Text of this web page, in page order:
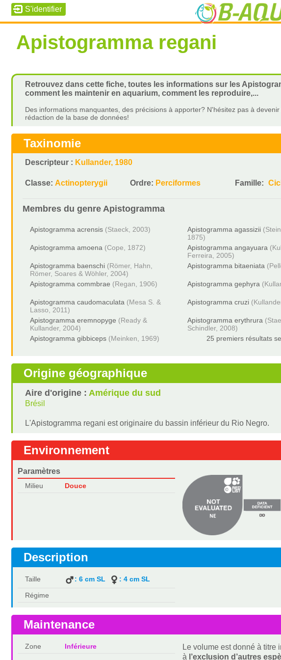
Apistogramma regani
Retrouvez dans cette fiche, toutes les informations sur les
comment les maintenir en aquarium, comment les reproduire,...
Des informations manquantes, des précisions à apporter? N'hésitez pas à
rédaction de la base de données!
Taxinomie
Descripteur : Kullander, 1980
Classe:Actinopterygii Ordre: Perciformes Famille:
Membres du genreApistogramma
Apistogramma acrensis (Staeck, 2003) Apistogramma agassizii
1875)
Apistogramma amoena (Cope, 1872) Apistogramma angayuara
Ferreira, 2005)
Apistogramma baenschi (Römer, Hahn,
Römer, Soares & Wöhler, 2004)
Apistogramma bitaeniata
Apistogramma commbrae (Regan, 1906) Apistogramma gephyra
Apistogramma caudomaculata (Mesa S. &
Lasso, 2011)
Apistogramma cruzi
Apistogramma eremnopyge (Ready &
Kullander, 2004)
Apistogramma erythrura
Schindler, 2008)
Apistogramma gibbiceps (Meinken, 1969) 25 premiers résultats
Origine géographique
Aire d'origine :Amérique du sud
Brésil
L'Apistogramma regani est originaire du bassin inférieur du Rio Negro.
Environnement
Paramètres
Milieu Douce
Description
Taille : 6 cm SL : 4 cm SL
Régime
Maintenance
Zone Inférieure Le volume est donné à titre
à l’exclusion d’autres